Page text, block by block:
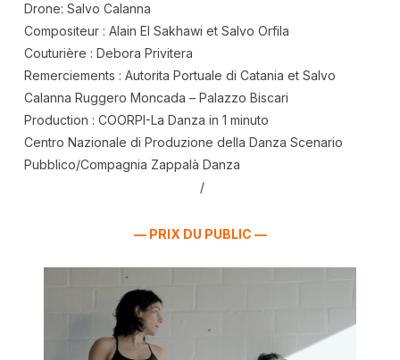
Drone: Salvo Calanna
Compositeur : Alain El Sakhawi et Salvo Orfila
Couturière : Debora Privitera
Remerciements : Autorita Portuale di Catania et Salvo
Calanna Ruggero Moncada – Palazzo Biscari
Production : COORPI-La Danza in 1 minuto
Centro Nazionale di Produzione della Danza Scenario
Pubblico/Compagnia Zappalà Danza
/
— PRIX DU PUBLIC —